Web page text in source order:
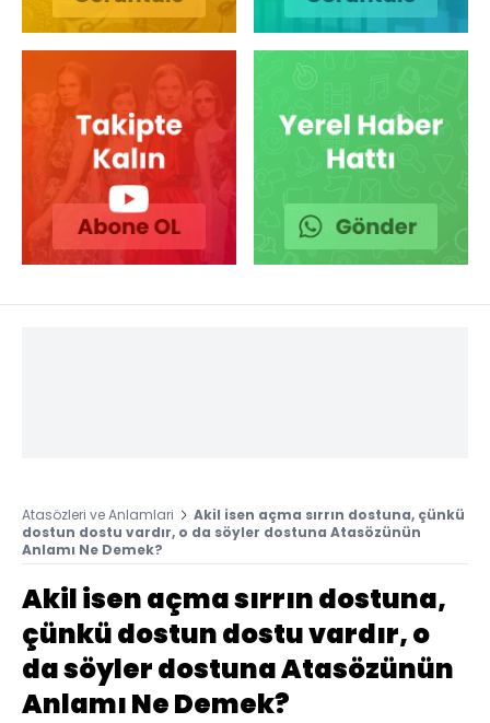
Atasözleri ve Anlamlari
Akil isen açma sırrın dostuna, çünkü
dostun dostu vardır, o da söyler dostuna Atasözünün
Anlamı Ne Demek?
Akil isen açma sırrın dostuna,
çünkü dostun dostu vardır, o
da söyler dostuna Atasözünün
Anlamı Ne Demek?